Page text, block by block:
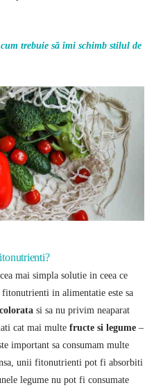
trebuie să îmi schimb stilul de
mai simpla solutie in ceea ce
in alimentatie este sa
si sa nu privim neaparat
cat mai multe fructe si legume–
important sa consumam multe
unii fitonutrienti pot fi absorbiti
legume nu pot fi consumate